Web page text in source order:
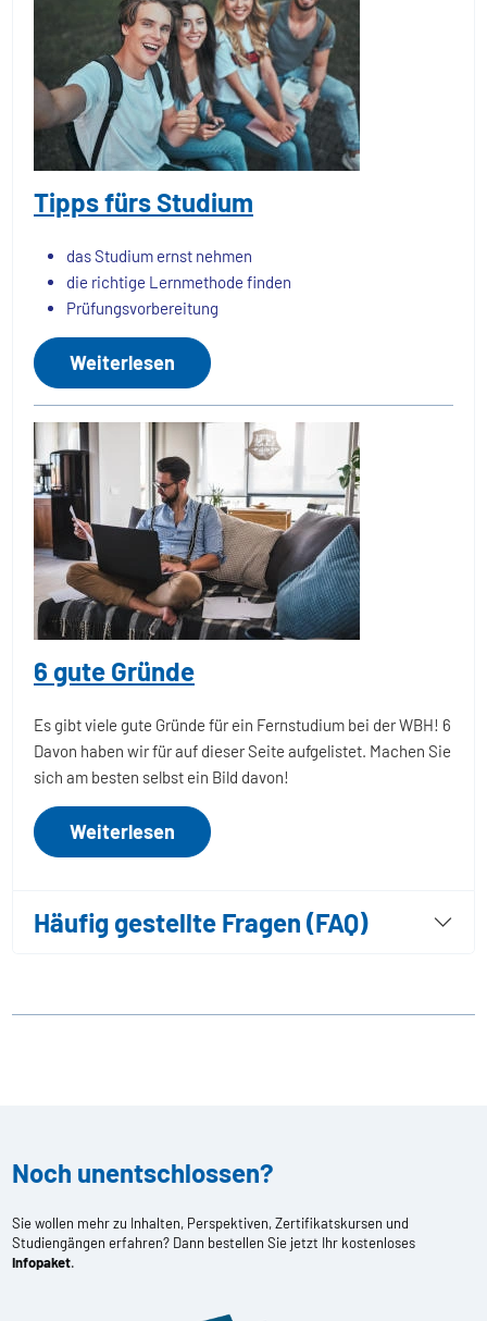
Tipps fürs Studium
das Studium ernst nehmen
die richtige Lernmethode finden
Prüfungsvorbereitung
Weiterlesen
6 gute Gründe
Es gibt viele gute Gründe für ein Fernstudium bei der WBH! 6
Davon haben wir für auf dieser Seite aufgelistet. Machen Sie
sich am besten selbst ein Bild davon!
Weiterlesen
Häufig gestellte Fragen (FAQ)
Noch unentschlossen?
Sie wollen mehr zu Inhalten, Perspektiven, Zertifikatskursen und
Studiengängen erfahren? Dann bestellen Sie jetzt Ihr kostenloses
Infopaket.